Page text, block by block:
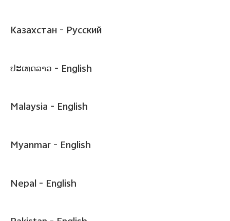
Казахстан - Pусский
ປະເທດລາວ - English
Malaysia - English
Myanmar - English
Nepal - English